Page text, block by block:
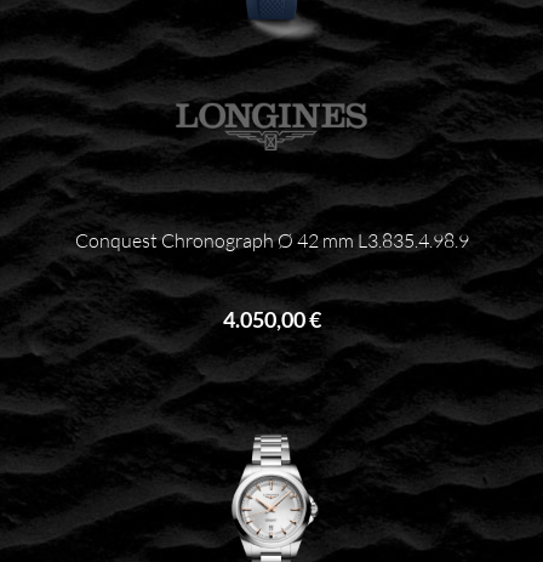
Conquest Chronograph Ø 42 mm L3.835.4.98.9
4.050,00 €